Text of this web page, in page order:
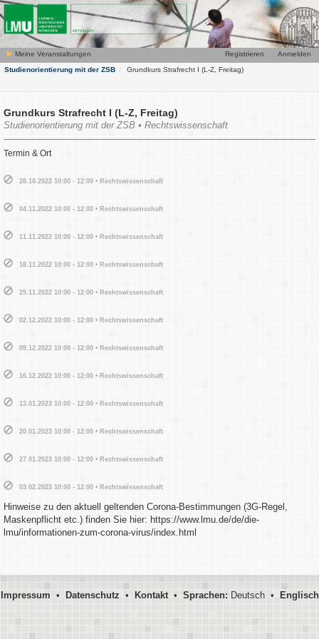
Meine Veranstaltungen Anmelden
Registrieren
Studienorientierung mit der ZSB
Grundkurs Strafrecht I (L-Z, Freitag)
Grundkurs Strafrecht I (L-Z, Freitag)
Studienorientierung mit der ZSB • Rechtswissenschaft
Termin & Ort
28.10.2022 10:00 - 12:00 • Rechtswissenschaft
04.11.2022 10:00 - 12:00 • Rechtswissenschaft
11.11.2022 10:00 - 12:00 • Rechtswissenschaft
18.11.2022 10:00 - 12:00 • Rechtswissenschaft
25.11.2022 10:00 - 12:00 • Rechtswissenschaft
02.12.2022 10:00 - 12:00 • Rechtswissenschaft
09.12.2022 10:00 - 12:00 • Rechtswissenschaft
16.12.2022 10:00 - 12:00 • Rechtswissenschaft
13.01.2023 10:00 - 12:00 • Rechtswissenschaft
20.01.2023 10:00 - 12:00 • Rechtswissenschaft
27.01.2023 10:00 - 12:00 • Rechtswissenschaft
03.02.2023 10:00 - 12:00 • Rechtswissenschaft
Hinweise zu den aktuell geltenden Corona-Bestimmungen (3G-Regel,
Maskenpflicht etc.) finden Sie hier: https://www.lmu.de/de/die-
lmu/informationen-zum-corona-virus/index.html
Impressum • Datenschutz • Kontakt• Sprachen:Deutsch • Englisch